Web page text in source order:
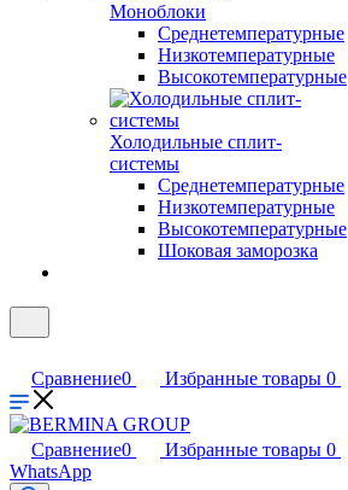
Моноблоки
Среднетемпературные
Низкотемпературные
Высокотемпературные
Холодильные сплит-
системы
Среднетемпературные
Низкотемпературные
Высокотемпературные
Шоковая заморозка
Сравнение0 Избранные товары 0
Сравнение0 Избранные товары 0
WhatsApp